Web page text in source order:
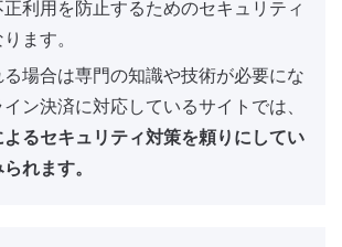
利用を防止するためのセキュリティ
ます。
場合は専門の知識や技術が必要にな
ン決済に対応しているサイトでは、
るセキュリティ対策を頼りにしてい
れます。